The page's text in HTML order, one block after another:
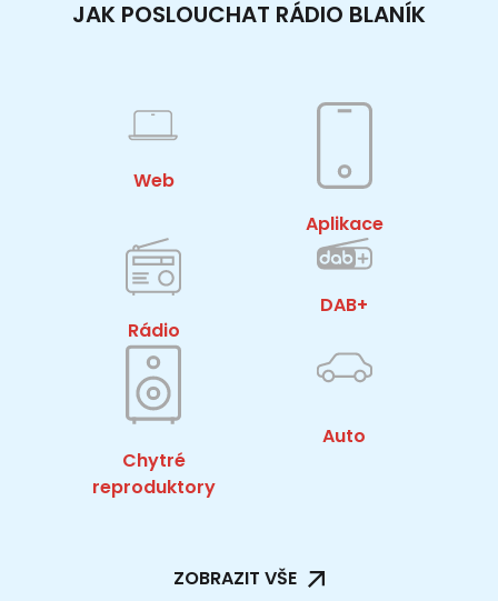
JAK POSLOUCHAT RÁDIO BLANÍK
Web
Aplikace
Rádio
DAB+
Chytré
reproduktory
Auto
ZOBRAZIT VŠE